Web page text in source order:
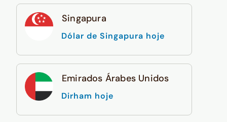
Singapura
Dólar de Singapura hoje
Emirados Árabes Unidos
Dirham hoje